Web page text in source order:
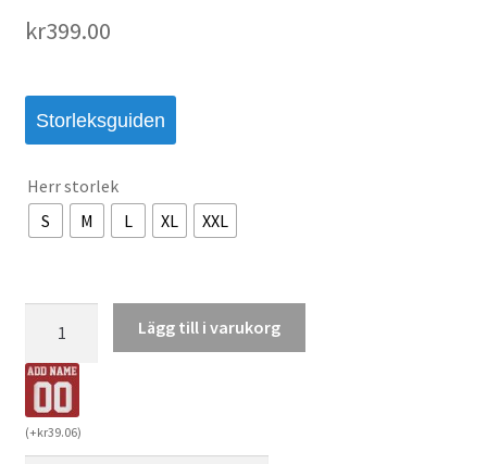
kr399.00
Storleksguiden
Herr storlek
S
M L XL XXL
Fotbollströjor
Landslagströja
Hemmaställ
EM
Lägg till i varukorg
(+kr39.06)